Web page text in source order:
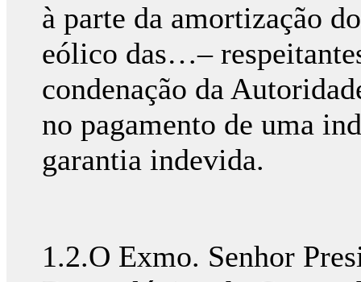
à parte da amortização
eólico das…–
condenação da
no pagamento de uma
garantia indevida.
1.2.O Exmo. Senhor